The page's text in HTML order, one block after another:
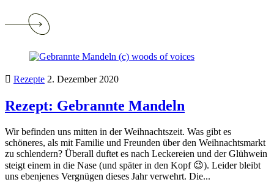
Rezepte 2. Dezember 2020
Rezept: Gebrannte Mandeln
Wir befinden uns mitten in der Weihnachtszeit. Was gibt es
schöneres, als mit Familie und Freunden über den Weihnachtsmarkt
zu schlendern? Überall duftet es nach Leckereien und der Glühwein
steigt einem in die Nase (und später in den Kopf 😉). Leider bleibt
uns ebenjenes Vergnügen dieses Jahr verwehrt. Die...